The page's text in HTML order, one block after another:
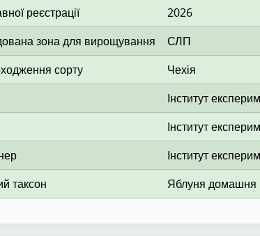
реєстрації
2026
зона для вирощування
СЛП
сорту
Чехія
Інститут
Інститут
Інститут
таксон
Яблуня домашня